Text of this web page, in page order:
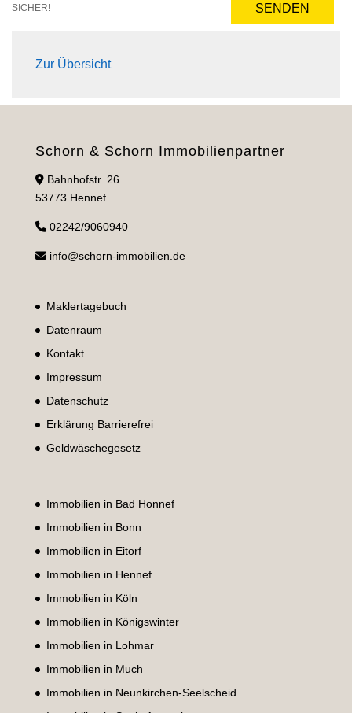
SICHER! SENDEN
Zur Übersicht
Schorn & Schorn Immobilienpartner
Bahnhofstr. 26
53773 Hennef
02242/9060940
info@schorn-immobilien.de
Maklertagebuch
Datenraum
Kontakt
Impressum
Datenschutz
Erklärung Barrierefrei
Geldwäschegesetz
Immobilien in Bad Honnef
Immobilien in Bonn
Immobilien in Eitorf
Immobilien in Hennef
Immobilien in Köln
Immobilien in Königswinter
Immobilien in Lohmar
Immobilien in Much
Immobilien in Neunkirchen-Seelscheid